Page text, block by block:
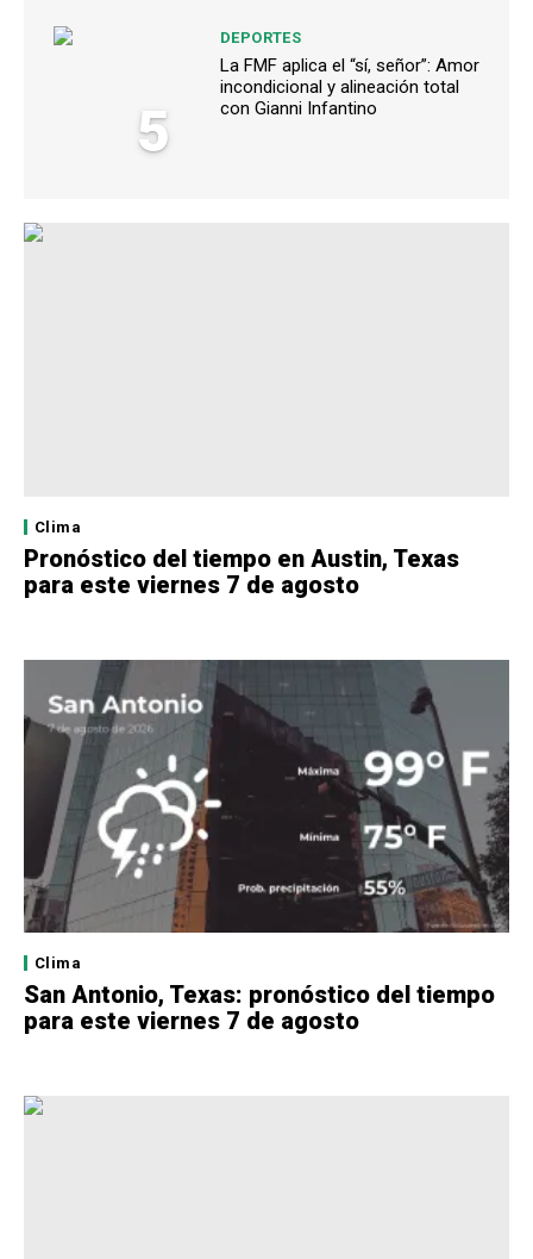
5
DEPORTES
La FMF aplica el “sí, señor”: Amor
incondicional y alineación total
con Gianni Infantino
Clima
Pronóstico del tiempo en Austin, Texas
para este viernes 7 de agosto
Clima
San Antonio, Texas: pronóstico del tiempo
para este viernes 7 de agosto